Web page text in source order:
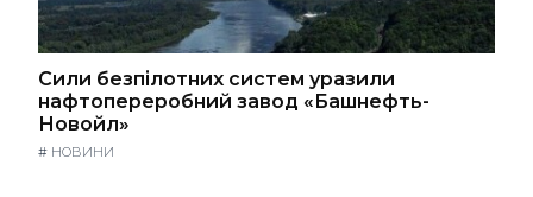
Сили безпілотних систем уразили
нафтопереробний завод «Башнефть-
Новойл»
# НОВИНИ